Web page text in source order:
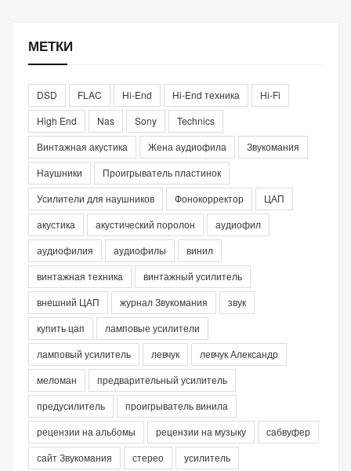
МЕТКИ
DSD FLAC Hi-End Hi-End техника
Hi-Fi
High End
Nas Sony
Technics
Винтажная акустика
Жена аудиофила
Звукомания
Наушники
Проигрыватель пластинок
Усилители для наушников
Фонокорректор
ЦАП
акустика
акустический поролон
аудиофил
аудиофилия
аудиофилы
винил
винтажная техника
винтажный усилитель
внешний ЦАП
журнал Звукомания
звук
купить цап
ламповые усилители
ламповый усилитель
левчук
левчук Александр
меломан
предварительный усилитель
предусилитель
проигрыватель винила
рецензии на альбомы
рецензии на музыку
сабвуфер
сайт Звукомания
стерео
усилитель